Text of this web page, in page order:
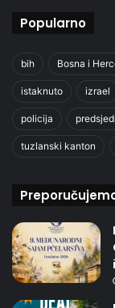
Popularno
bih Bosna i
istaknuto izrael
policija
tuzlanski kanton